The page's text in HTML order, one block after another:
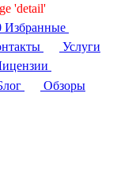
'detail'
Избранные
Услуги
Обзоры